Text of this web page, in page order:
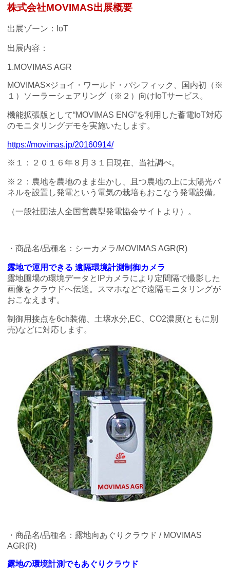
株式会社MOVIMAS出展概要
出展ゾーン：IoT
出展内容：
1.MOVIMAS AGR
MOVIMAS×ジョイ・ワールド・パシフィック、国内初（※
１）ソーラーシェアリング（※２）向けIoTサービス。
機能拡張版として“MOVIMAS ENG”を利用した蓄電IoT対応
のモニタリングデモを実施いたします。
https://movimas.jp/20160914/
※１：２０１６年８月３１日現在、当社調べ。
※２：農地を農地のまま生かし、且つ農地の上に太陽光パ
ネルを設置し発電という電気の栽培もおこなう発電設備。
（一般社団法人全国営農型発電協会サイトより）。
・商品名/品種名：シーカメラ/MOVIMAS AGR(R)
露地で運用できる 遠隔環境計測制御カメラ
露地圃場の環境データとIPカメラにより定間隔で撮影した
画像をクラウドへ伝送。スマホなどで遠隔モニタリングが
おこなえます。
制御用接点を6ch装備、土壌水分,EC、CO2濃度(ともに別
売)などに対応します。
・商品名/品種名：露地向あぐりクラウド / MOVIMAS
AGR(R)
露地の環境計測でもあぐりクラウド